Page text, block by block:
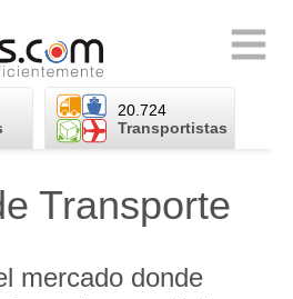
Primary
Menu
20.724
Transportistas
Transporte
mercado donde